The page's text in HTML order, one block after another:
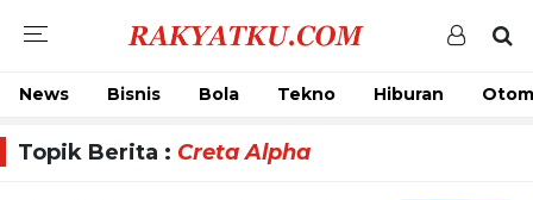
News Bisnis Bola Tekno Hiburan
Topik Berita : Creta Alpha